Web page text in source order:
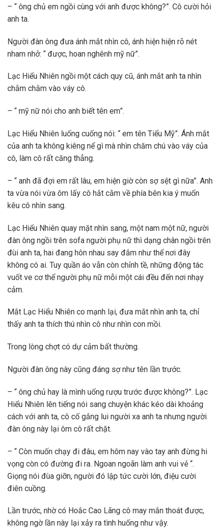
– “ ông chủ em ngồi cùng với anh được không?”. Cô cười hỏi
anh ta.
Người đàn ông đưa ánh mắt nhìn cô, ánh hiện hiện rõ nét
nham nhở: “ được, hoan nghênh mỹ nữ”.
Lạc Hiểu Nhiên ngồi một cách quy cũ, ánh mắt anh ta nhìn
chằm chằm vào váy cô.
– “ mỹ nữ nói cho anh biết tên em”.
Lạc Hiểu Nhiên luống cuống nói: “ em tên Tiểu Mỹ”. Ánh mắt
của anh ta không kiêng nể gì mà nhìn chăm chú vào váy của
cô, làm cô rất căng thẳng.
– “ anh đã đợi em rất lâu, em hiện giờ còn sợ sệt gì nữa”. Anh
ta vừa nói vừa ôm lấy cô hắt cằm về phía bên kia ý muốn
kêu cô nhìn sang.
Lạc Hiểu Nhiên quay mặt nhìn sang, một nam một nữ, người
đàn ông ngồi trên sofa người phụ nữ thì dạng chân ngồi trên
đùi anh ta, hai đang hôn nhau say đắm như thể nơi đây
không có ai. Tuy quần áo vẫn còn chỉnh tề, những động tác
vuốt ve cơ thể người phụ nữ mỗi một cái đều đến nơi nhạy
cảm.
Mắt Lạc Hiểu Nhiên co mạnh lại, đưa mắt nhìn anh ta, chỉ
thấy anh ta thích thú nhìn cô như nhìn con mồi.
Trong lòng chợt có dự cảm bất thường.
Người đàn ông này cũng đáng sợ như tên lần trước.
– “ ông chủ hay là mình uống rượu trước được không?”. Lạc
Hiểu Nhiên lên tiếng nói sang chuyện khác kéo dài khoảng
cách với anh ta, cô cố gắng lui người xa anh ta nhưng người
đàn ông này lại ôm cô rất chặt.
– “ Còn muốn chạy đi đâu, em hôm nay vào tay anh đừng hi
vọng còn có đường đi ra. Ngoan ngoãn làm anh vui vẻ “.
Giọng nói đùa giỡn, người đó lập tức cười lớn, điệu cười
điên cuồng.
Lần trước, nhờ có Hoắc Cao Lãng cô may mắn thoát được,
không ngờ lần này lại xảy ra tình huống như vậy.